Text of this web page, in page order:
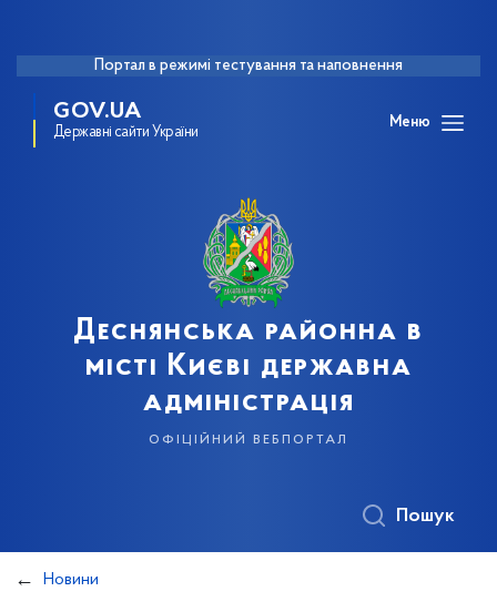
Портал в режимі тестування та наповнення
GOV.UA
Державні сайти України
Меню
Деснянська районна в
місті Києві державна
адміністрація
офіційний вебпортал
Пошук
Новини